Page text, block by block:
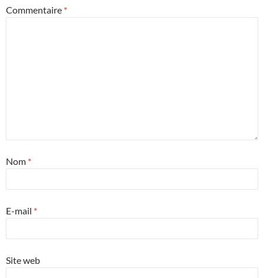
Commentaire *
Nom *
E-mail *
Site web